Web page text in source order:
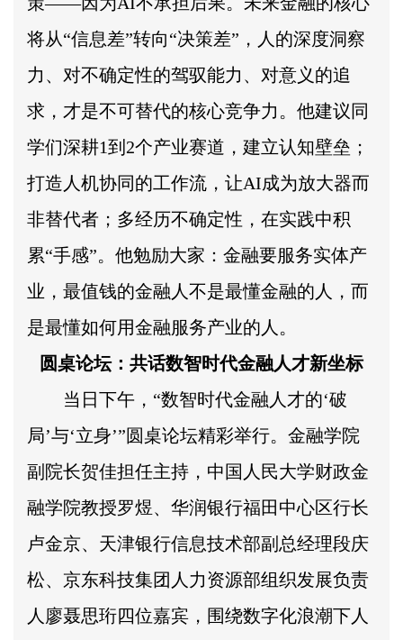
将从“信息差”转向“决策差”，人的深度洞察
力、对不确定性的驾驭能力、对意义的追
求，才是不可替代的核心竞争力。他建议同
学们深耕1到2个产业赛道，建立认知壁垒；
打造人机协同的工作流，让AI成为放大器而
非替代者；多经历不确定性，在实践中积
累“手感”。他勉励大家：金融要服务实体产
业，最值钱的金融人不是最懂金融的人，而
是最懂如何用金融服务产业的人。
圆桌论坛：共话数智时代金融人才新坐标
当日下午，“数智时代金融人才的‘破
局’与‘立身’”圆桌论坛精彩举行。金融学院
副院长贺佳担任主持，中国人民大学财政金
融学院教授罗煜、华润银行福田中心区行长
卢金京、天津银行信息技术部副总经理段庆
松、京东科技集团人力资源部组织发展负责
人廖聂思珩四位嘉宾，围绕数字化浪潮下人